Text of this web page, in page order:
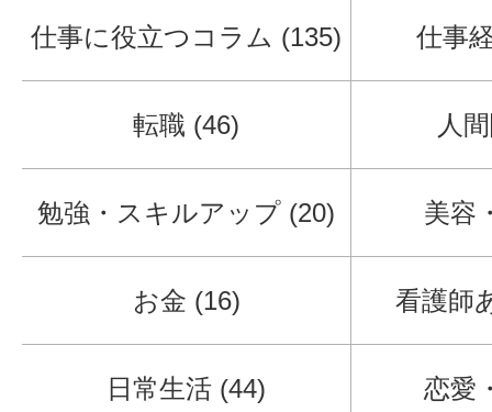
仕事に役立つコラム (135) 仕事
転職 (46) 人
勉強・スキルアップ (20) 美容
お金 (16) 看護師
日常生活 (44) 恋愛